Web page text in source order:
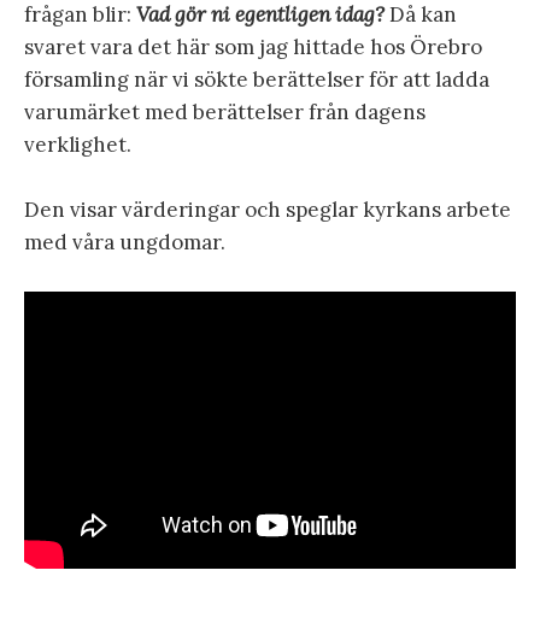
frågan blir: Vad gör ni egentligen idag?Då kan
svaret vara det här som jag hittade hos Örebro
församling när vi sökte berättelser för att ladda
varumärket med berättelser från dagens
verklighet.
Den visar värderingar och speglar kyrkans arbete
med våra ungdomar.